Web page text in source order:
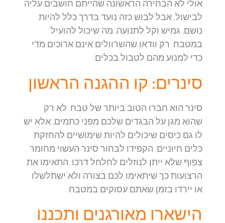
אולי לא הבחירה הראשונה שהייתם חושבים עליה
לבישול, אבל לבוש כזה נועד בדרך כלל להיות
נושם, גמיש וקל לתנועה, מה שיכול להועיל
במטבח. רק וודאו שהשרוולים אינם ארוכים מדי
כדי למנוע מהם לטבול בכלים.
סינרים: קו ההגנה הראשון
סינר הוא חברו הטוב ביותר של טבח. לא רק
שהוא מגן על הבגדים שלכם מפני כתמים, אלא יש
לו גם כיסים שיכולים להיות שימושיים להחזקת
כלים חיוניים. הקפידו לבחור סינר העשוי מחומר
צפוף שלא ייתן לנוזלים לחלחל דרכו. התאימו את
הרצועות כך שיתאימו לכם בצורה ולא ישתלשלו
או יירדו בזמן שאתם עסוקים במטבח.
הישארו מאורגנים ותכננו